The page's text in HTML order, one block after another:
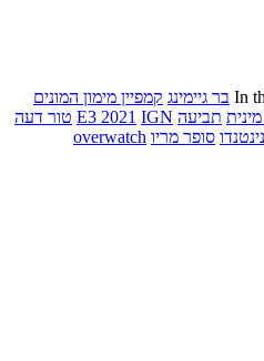
In בר גיימינג קמפיין מימון המונים
תביעה E3 2021 IGN
טור דעה
נינטנדו סופר מריו overwatch